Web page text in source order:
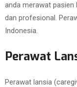
anda merawat pasien
dan profesional.
Indonesia.
Perawat
Perawat lansia